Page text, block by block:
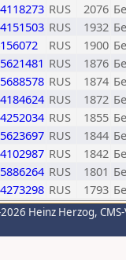
RUS 2076
RUS 1932
RUS 1900
RUS 1876
RUS 1874
RUS 1872
RUS 1855
RUS 1844
RUS 1842
RUS 1801
RUS 1793
Heinz Herzog,